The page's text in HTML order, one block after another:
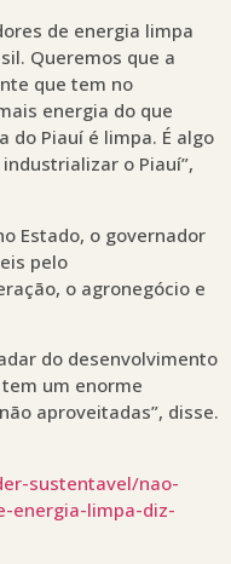
de energia limpa
Queremos que a
que tem no
energia do que
do Piauí é limpa. É algo
o Piauí”,
Estado, o governador
pelo
o agronegócio e
do desenvolvimento
um enorme
aproveitadas”, disse.
sustentavel/nao-
energia-limpa-diz-